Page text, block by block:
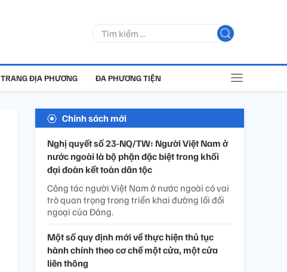
TRANG ĐỊA PHƯƠNG ĐA PHƯƠNG TIỆN
Chính sách mới
Nghị quyết số 23-NQ/TW: Người Việt Nam ở
nước ngoài là bộ phận đặc biệt trong khối
đại đoàn kết toàn dân tộc
Công tác người Việt Nam ở nước ngoài có vai
trò quan trọng trong triển khai đường lối đối
ngoại của Đảng.
Một số quy định mới về thực hiện thủ tục
hành chính theo cơ chế một cửa, một cửa
liên thông